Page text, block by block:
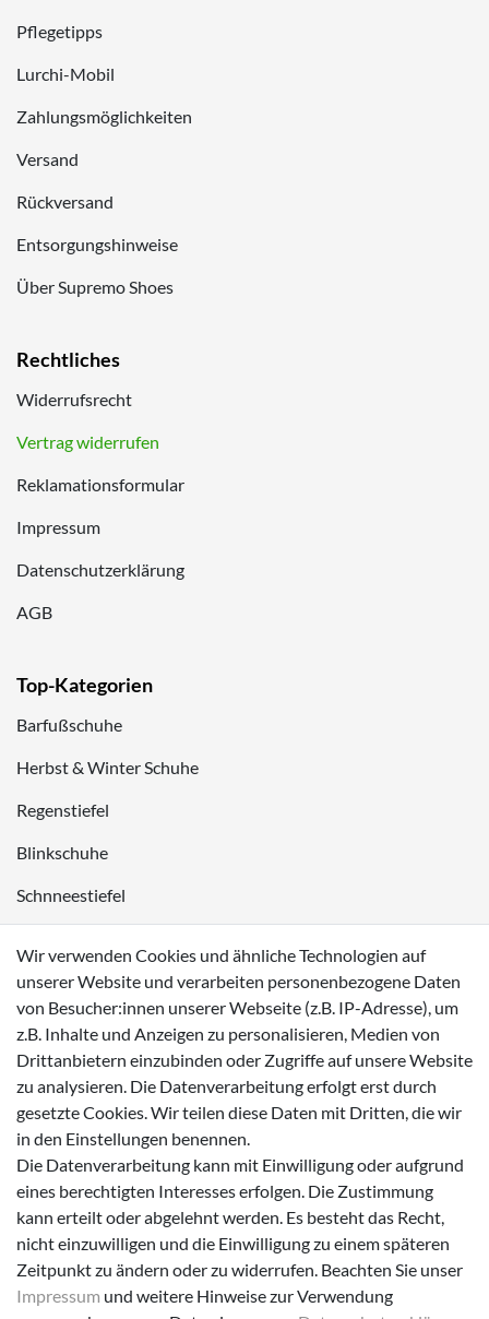
Pflegetipps
Lurchi-Mobil
Zahlungsmöglichkeiten
Versand
Rückversand
Entsorgungshinweise
Über Supremo Shoes
Rechtliches
Widerrufsrecht
Vertrag widerrufen
Reklamationsformular
Impressum
Datenschutzerklärung
AGB
Top-Kategorien
Barfußschuhe
Herbst & Winter Schuhe
Regenstiefel
Blinkschuhe
Schnneestiefel
Sneaker
Zahlungsmöglichkeiten
Versanddienstleister
Wir verwenden Cookies und ähnliche Technologien auf
unserer Website und verarbeiten personenbezogene Daten
von Besucher:innen unserer Webseite (z.B. IP-Adresse), um
z.B. Inhalte und Anzeigen zu personalisieren, Medien von
Drittanbietern einzubinden oder Zugriffe auf unsere Website
zu analysieren. Die Datenverarbeitung erfolgt erst durch
gesetzte Cookies. Wir teilen diese Daten mit Dritten, die wir
in den Einstellungen benennen.
Die Datenverarbeitung kann mit Einwilligung oder aufgrund
eines berechtigten Interesses erfolgen. Die Zustimmung
kann erteilt oder abgelehnt werden. Es besteht das Recht,
nicht einzuwilligen und die Einwilligung zu einem späteren
Zeitpunkt zu ändern oder zu widerrufen. Beachten Sie unser
Impressum und weitere Hinweise zur Verwendung